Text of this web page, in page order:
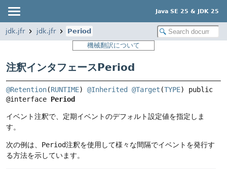
Java SE 25 & JDK 25
jdk.jfr jdk.jfr
Period
機械翻訳について
注釈インタフェースPeriod
@Retention(RUNTIME) @Inherited @Target (TYPE) public
@interface Period
イベント注釈で、定期イベントのデフォルト設定値を指定しま
す。
次の例は、 Period注釈を使用して様々な間隔でイベントを発行す
る方法を示しています。